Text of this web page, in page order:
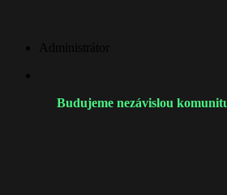
Administrátor
Budujeme nezávislou